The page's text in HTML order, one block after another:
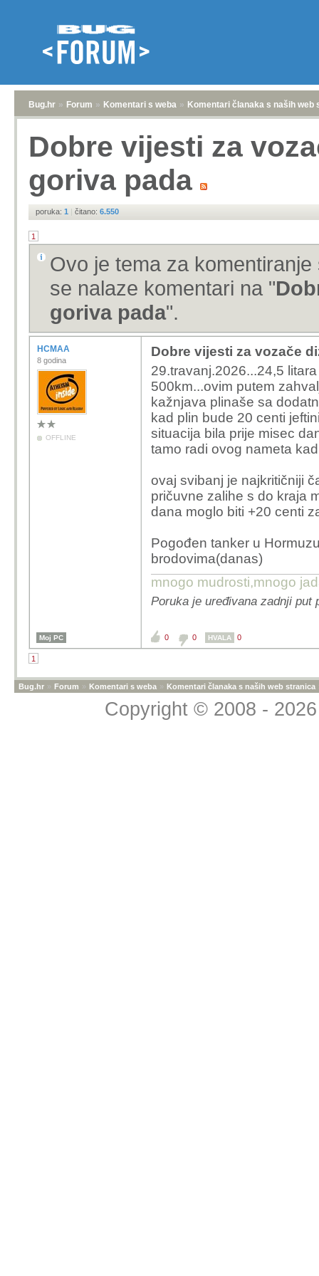
Bug.hr » Forum » Komentari s weba » Komentari članaka s naših web
Dobre vijesti za
goriva pada
poruka: 1 | čitano: 6.550
1
Ovo je tema za
se nalaze komentari na "
goriva pada".
HCMAA
8 godina
OFFLINE
Dobre vijesti za vozače
29.travanj.2026...24,5
500km...ovim putem
kažnjava plinaše sa
kad plin bude 20 centi
situacija bila prije misec
tamo radi ovog nameta
ovaj svibanj je najkritičniji
pričuvne zalihe s do kraja
dana moglo biti +20 centi
Pogođen tanker u
brodovima(danas)
mnogo mudrosti,mnogo
Poruka je uređivana zadnji put
Moj PC 0 0 HVALA 0
1
Bug.hr » Forum » Komentari s weba » Komentari članaka s naših web stranica
Copyright © 2008 -